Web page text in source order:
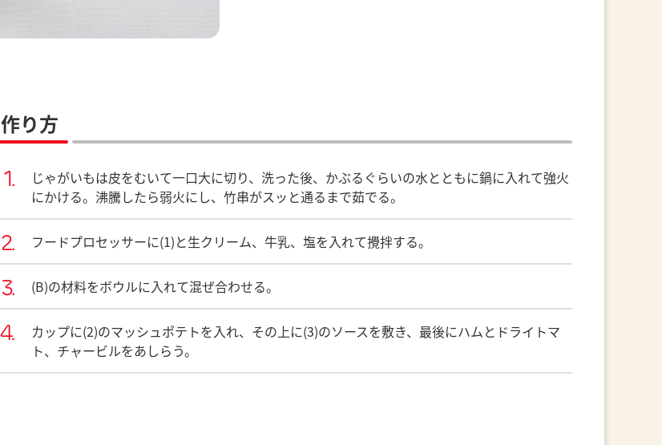
作り方
じゃがいもは皮をむいて一口大に切り、洗った後、かぶるぐらいの水とともに鍋に入れて強火
にかける。沸騰したら弱火にし、竹串がスッと通るまで茹でる。
フードプロセッサーに(1)と生クリーム、牛乳、塩を入れて攪拌する。
(B)の材料をボウルに入れて混ぜ合わせる。
カップに(2)のマッシュポテトを入れ、その上に(3)のソースを敷き、最後にハムとドライトマ
ト、チャービルをあしらう。